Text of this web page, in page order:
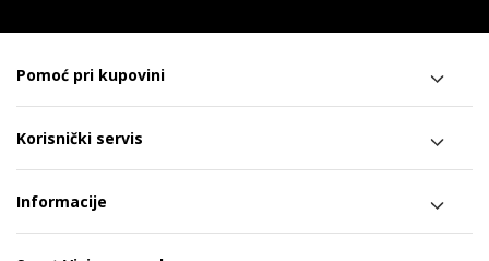
Pomoć pri kupovini
Korisnički servis
Informacije